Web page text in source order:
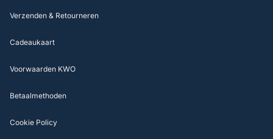
Verzenden & Retourneren
Cadeaukaart
Voorwaarden KWO
Betaalmethoden
Cookie Policy